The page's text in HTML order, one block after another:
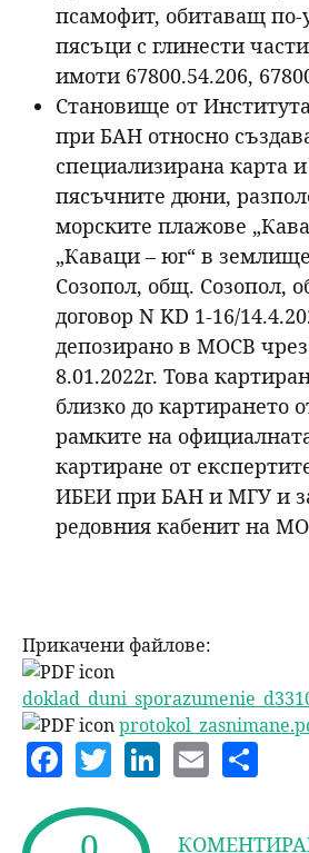
псамофит, обитаващ
пясъци с глинести
имоти 67800.54.206,
Становище от
при БАН относно
специализирана карта
пясъчните дюни,
морските плажове
„Каваци – юг“ в
Созопол, общ. Созопол,
договор N KD 1-16/
депозирано в МОСВ
8.01.2022г. Това
близко до картирането
рамките на
картиране от
ИБЕИ при БАН и МГУ и
редовния кабенит на
Прикачени файлове:
F
a
c
T
w
itt
Li
n
k
E
m
ai a